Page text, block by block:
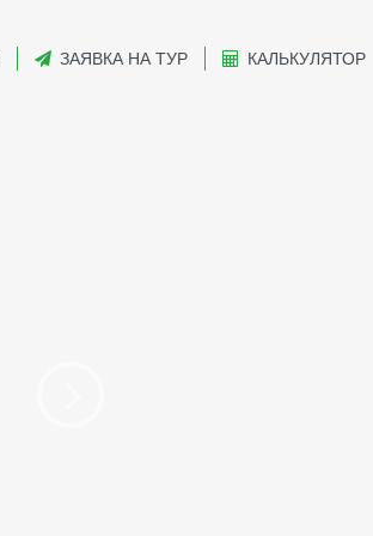
ЗАЯВКА НА ТУР КАЛЬКУЛЯТОР